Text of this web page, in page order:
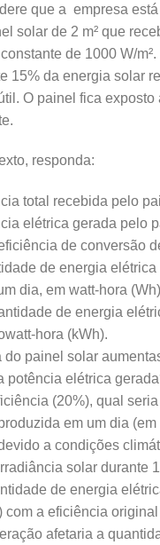
que a empresa
solar de 2 m² que
de 1000 W/
15% da energia solar
O painel fica exposto
responda:
total recebida pelo
elétrica gerada pelo
de conversão
de energia
dia, em watt-hora
de energia
hora (kWh).
do painel solar
potência elétrica
(20%), qual
em um dia (em
a condições
solar durante
de energia
com a eficiência
afetaria a